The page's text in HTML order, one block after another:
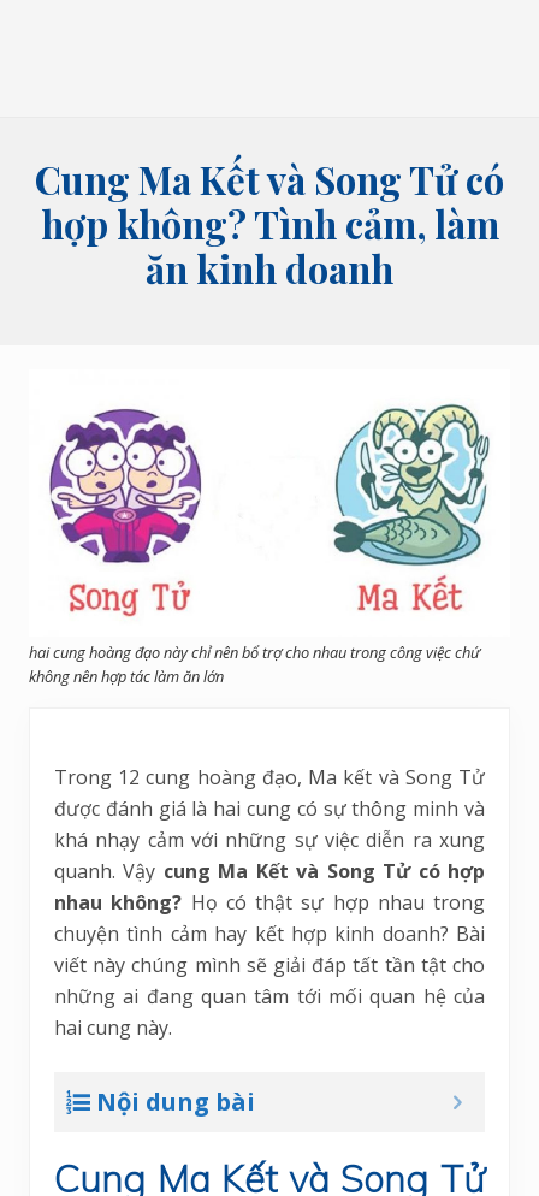
lĩnh
vực
tâm
linh
Cung Ma Kết và Song Tử có
hợp không? Tình cảm, làm
ăn kinh doanh
hai cung hoàng đạo này chỉ nên bổ trợ cho nhau trong công việc chứ
không nên hợp tác làm ăn lớn
Trong 12 cung hoàng đạo, Ma kết và Song Tử
được đánh giá là hai cung có sự thông minh và
khá nhạy cảm với những sự việc diễn ra xung
quanh. Vậy cung Ma Kết và Song Tử có hợp
nhau không? Họ có thật sự hợp nhau trong
chuyện tình cảm hay kết hợp kinh doanh? Bài
viết này chúng mình sẽ giải đáp tất tần tật cho
những ai đang quan tâm tới mối quan hệ của
hai cung này.
Nội dung bài
Cung Ma Kết và Song Tử